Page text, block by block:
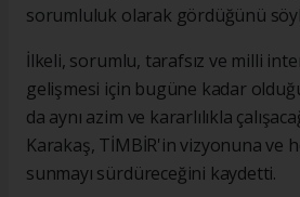
sorumluluk olarak gördüğünü
İlkeli, sorumlu, tarafsız ve milli
gelişmesi için bugüne kadar
da aynı azim ve kararlılıkla
Karakaş, TİMBİR'in vizyonuna ve
sunmayı sürdüreceğini kaydetti.